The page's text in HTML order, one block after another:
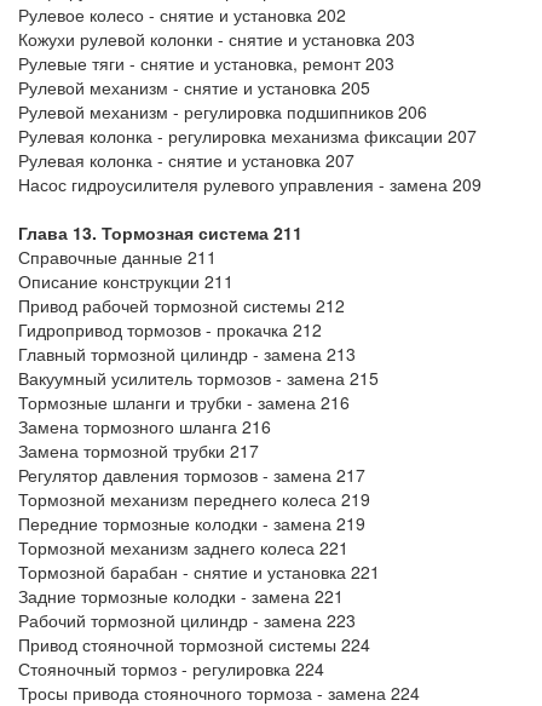
Рулевое колесо - снятие и установка 202
Кожухи рулевой колонки - снятие и установка 203
Рулевые тяги - снятие и установка, ремонт 203
Рулевой механизм - снятие и установка 205
Рулевой механизм - регулировка подшипников 206
Рулевая колонка - регулировка механизма фиксации 207
Рулевая колонка - снятие и установка 207
Насос гидроусилителя рулевого управления - замена 209
Глава 13. Тормозная система 211
Справочные данные 211
Описание конструкции 211
Привод рабочей тормозной системы 212
Гидропривод тормозов - прокачка 212
Главный тормозной цилиндр - замена 213
Вакуумный усилитель тормозов - замена 215
Тормозные шланги и трубки - замена 216
Замена тормозного шланга 216
Замена тормозной трубки 217
Регулятор давления тормозов - замена 217
Тормозной механизм переднего колеса 219
Передние тормозные колодки - замена 219
Тормозной механизм заднего колеса 221
Тормозной барабан - снятие и установка 221
Задние тормозные колодки - замена 221
Рабочий тормозной цилиндр - замена 223
Привод стояночной тормозной системы 224
Стояночный тормоз - регулировка 224
Тросы привода стояночного тормоза - замена 224